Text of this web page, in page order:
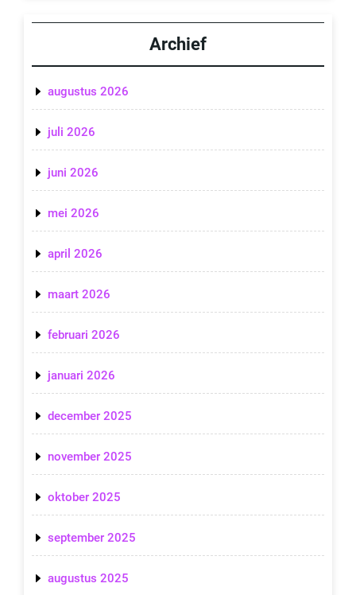
Archief
augustus 2026
juli 2026
juni 2026
mei 2026
april 2026
maart 2026
februari 2026
januari 2026
december 2025
november 2025
oktober 2025
september 2025
augustus 2025